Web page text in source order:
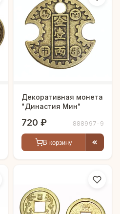
Декоративная монета
"Династия Мин"
720 ₽ 888997-9
В корзину